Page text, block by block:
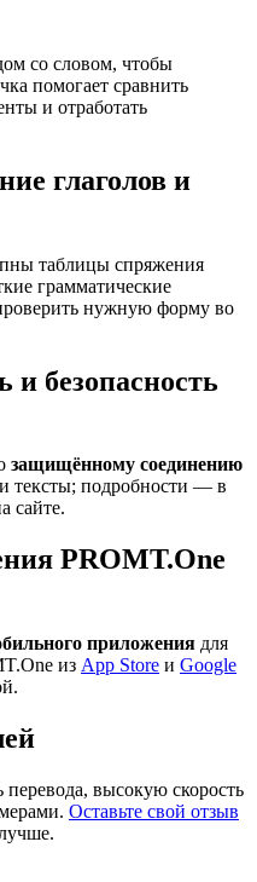
со словом, чтобы
помогает сравнить
и отработать
глаголов и
таблицы спряжения
грамматические
нужную форму во
безопасность
защищённому соединению
тексты; подробности — в
сайте.
PROMT.One
приложения для
из App Store и Google
перевода, высокую скорость
Оставьте свой отзыв